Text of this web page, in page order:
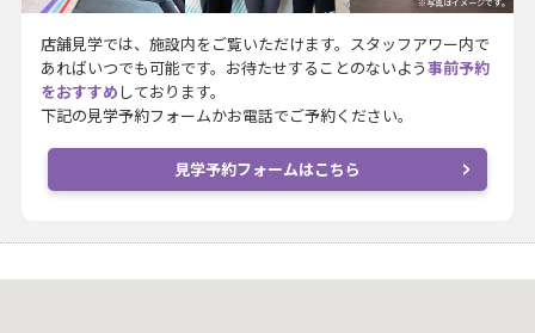
※写真はイメージです。
店舗見学では、施設内をご覧いただけます。スタッフアワー内で
あればいつでも可能です。お待たせすることのないよう事前予約
をおすすめ しております。
下記の見学予約フォームかお電話でご予約ください。
見学予約フォームはこちら